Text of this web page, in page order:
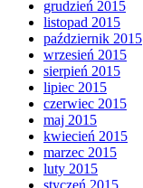
grudzień 2015
listopad 2015
październik 2015
wrzesień 2015
sierpień 2015
lipiec 2015
czerwiec 2015
maj 2015
kwiecień 2015
marzec 2015
luty 2015